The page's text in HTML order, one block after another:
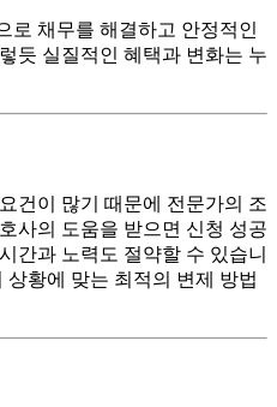
로 채무를 해결하고 안정적인
듯 실질적인 혜택과 변화는 누
건이 많기 때문에 전문가의 조
사의 도움을 받으면 신청 성공
간과 노력도 절약할 수 있습니
황에 맞는 최적의 변제 방법